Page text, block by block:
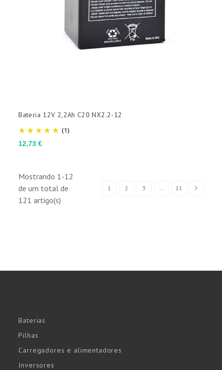
(1)
Preço
12,73 €
Bateria 12V 2,2Ah C20 NX2.2-12
Mostrando 1-12
de um total de
121 artigo(s)
1 2 3 11
Baterias
Pilhas
Carregadores e alimentadores
Inversores